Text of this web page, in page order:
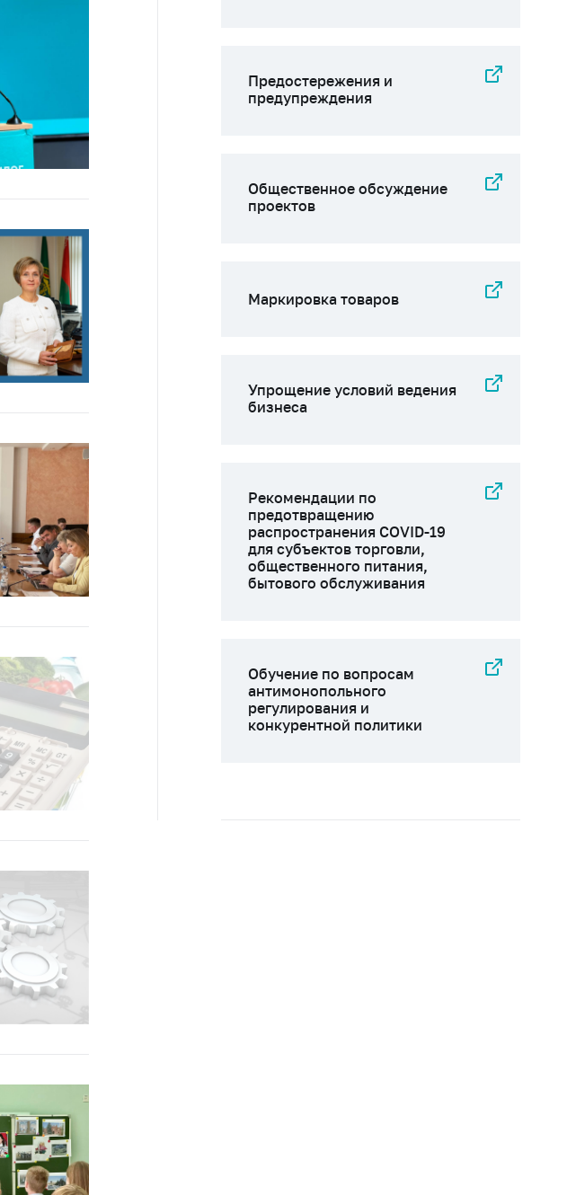
Предостережения и
предупреждения
Общественное обсуждение
проектов
Маркировка товаров
Упрощение условий ведения
бизнеса
Рекомендации по
предотвращению
распространения COVID-19
для субъектов торговли,
общественного питания,
бытового обслуживания
Обучение по вопросам
антимонопольного
регулирования и
конкурентной политики